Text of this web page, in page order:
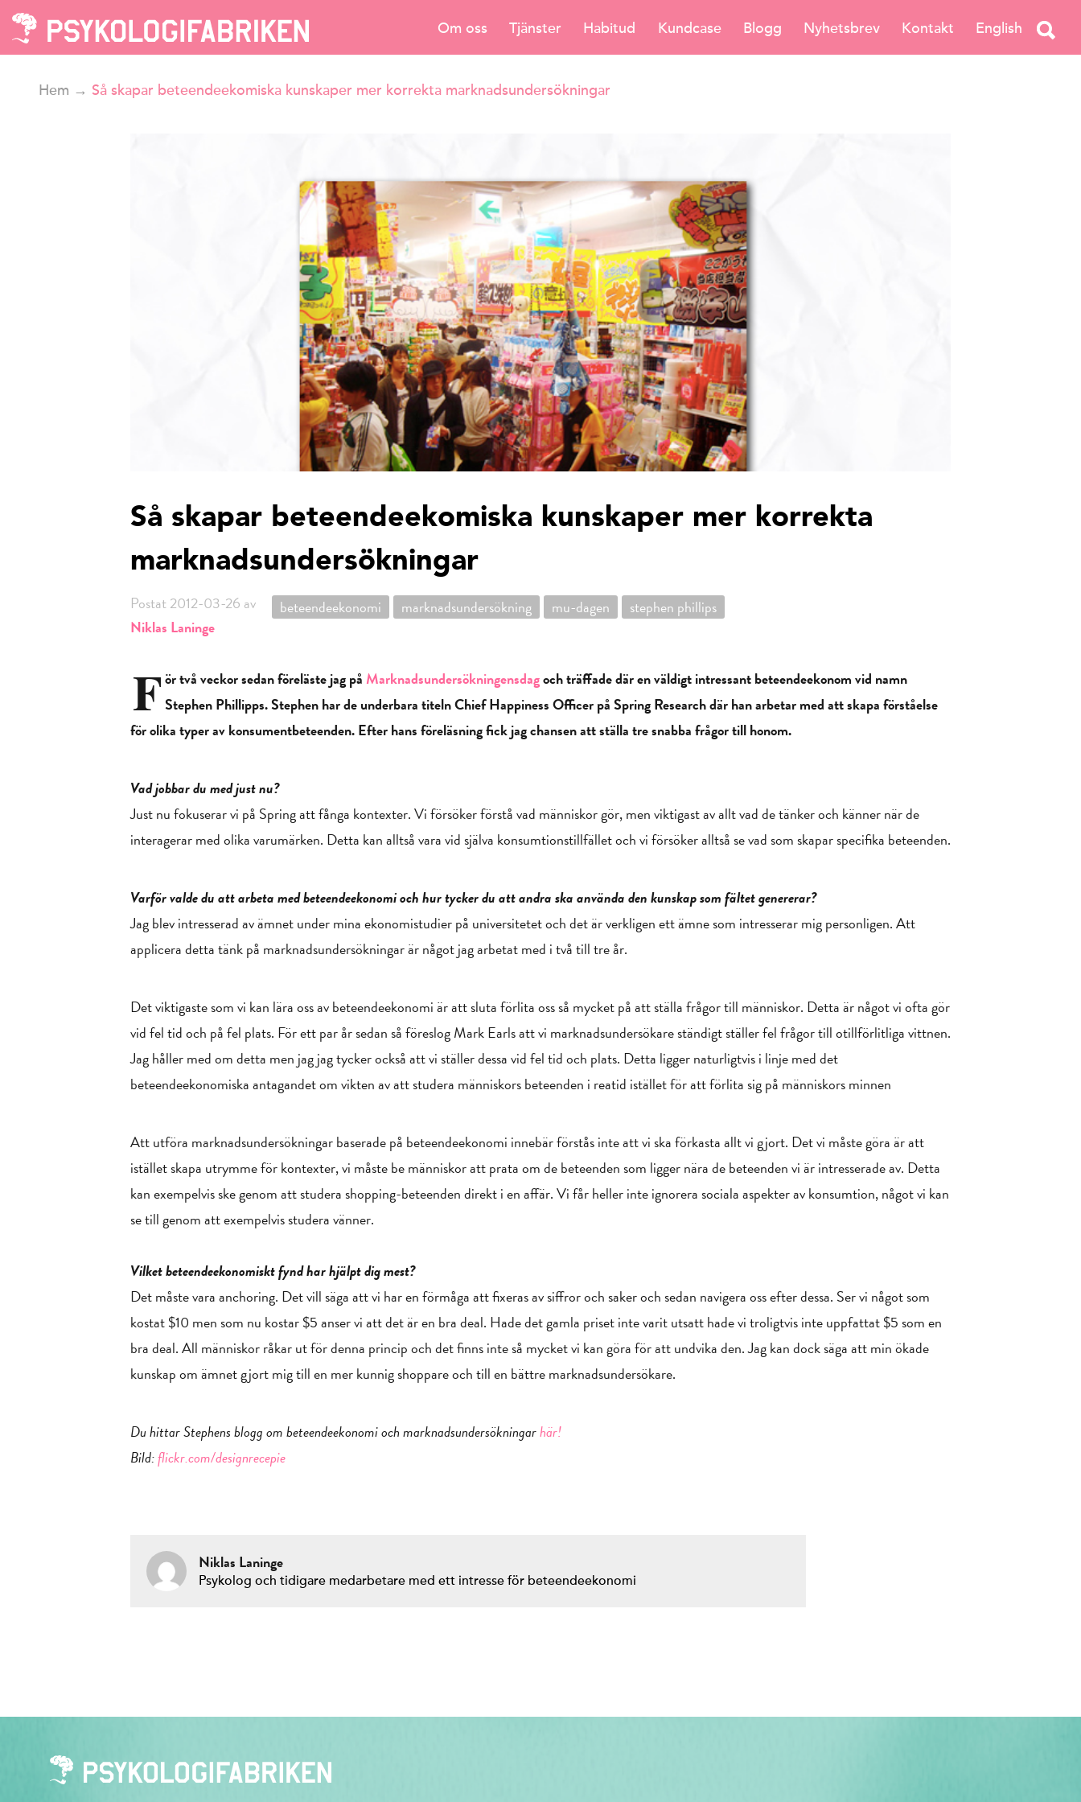
Om oss Tjänster Habitud Kundcase Blogg Nyhetsbrev Kontakt English
Hem → Så skapar beteendeekomiska kunskaper mer korrekta marknadsundersökningar
Så skapar beteendeekomiska kunskaper mer korrekta
marknadsundersökningar
Postat 2012-03-26 av
Niklas Laninge
beteendeekonomi marknadsundersökning mu-dagen stephen phillips
För två veckor sedan föreläste jag på Marknadsundersökningensdagoch träffade där en väldigt intressant beteendeekonom vid namn
Stephen Phillipps. Stephen har de underbara titeln Chief Happiness Officer på Spring Research där han arbetar med att skapa förståelse
för olika typer av konsumentbeteenden. Efter hans föreläsning fick jag chansen att ställa tre snabba frågor till honom.
Vad jobbar du med just nu?
Just nu fokuserar vi på Spring att fånga kontexter. Vi försöker förstå vad människor gör, men viktigast av allt vad de tänker och känner när de
interagerar med olika varumärken. Detta kan alltså vara vid själva konsumtionstillfället och vi försöker alltså se vad som skapar specifika beteenden.
Varför valde du att arbeta med beteendeekonomi och hur tycker du att andra ska använda den kunskap som fältet genererar?
Jag blev intresserad av ämnet under mina ekonomistudier på universitetet och det är verkligen ett ämne som intresserar mig personligen. Att
applicera detta tänk på marknadsundersökningar är något jag arbetat med i två till tre år.
Det viktigaste som vi kan lära oss av beteendeekonomi är att sluta förlita oss så mycket på att ställa frågor till människor. Detta är något vi ofta gör
vid fel tid och på fel plats. För ett par år sedan så föreslog Mark Earls att vi marknadsundersökare ständigt ställer fel frågor till otillförlitliga vittnen.
Jag håller med om detta men jag jag tycker också att vi ställer dessa vid fel tid och plats. Detta ligger naturligtvis i linje med det
beteendeekonomiska antagandet om vikten av att studera människors beteenden i reatid istället för att förlita sig på människors minnen
Att utföra marknadsundersökningar baserade på beteendeekonomi innebär förstås inte att vi ska förkasta allt vi gjort. Det vi måste göra är att
istället skapa utrymme för kontexter, vi måste be människor att prata om de beteenden som ligger nära de beteenden vi är intresserade av. Detta
kan exempelvis ske genom att studera shopping-beteenden direkt i en affär. Vi får heller inte ignorera sociala aspekter av konsumtion, något vi kan
se till genom att exempelvis studera vänner.
Vilket beteendeekonomiskt fynd har hjälpt dig mest?
Det måste vara anchoring. Det vill säga att vi har en förmåga att fixeras av siffror och saker och sedan navigera oss efter dessa. Ser vi något som
kostat $10 men som nu kostar $5 anser vi att det är en bra deal. Hade det gamla priset inte varit utsatt hade vi troligtvis inte uppfattat $5 som en
bra deal. All människor råkar ut för denna princip och det finns inte så mycket vi kan göra för att undvika den. Jag kan dock säga att min ökade
kunskap om ämnet gjort mig till en mer kunnig shoppare och till en bättre marknadsundersökare.
Du hittar Stephens blogg om beteendeekonomi och marknadsundersökningarhär!
Bild:flickr.com/designrecepie
Niklas Laninge
Psykolog och tidigare medarbetare med ett intresse för beteendeekonomi